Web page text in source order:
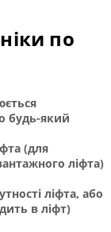
по
будь-який
(для
ліфта)
ліфта, або
в ліфт)